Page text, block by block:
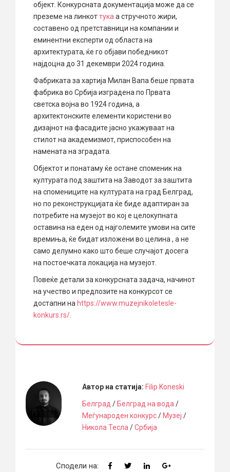
објект. Конкурсната документација може да се
преземе на линкоттукаа стручното жири,
составено од претставници на компании и
еминентни експерти од областа на
архитектурата, ќе го објави победникот
најдоцна до 31 декември 2024 година.
Фабриката за хартија Милан Вапа беше првата
фабрика во Србија изградена по Првата
светска војна во 1924 година, а
архитектонските елементи користени во
дизајнот на фасадите јасно укажуваат на
стилот на академизмот, приспособен на
намената на зградата.
Објектот и понатаму ќе остане споменик на
културата под заштита на Заводот за заштита
на спомениците на културата на град Белград,
но по реконструкцијата ќе биде адаптиран за
потребите на музејот во кој е целокупната
оставина на еден од најголемите умови на сите
времиња, ќе бидат изложени во целина , а не
само делумно како што беше случајот досега
на постоечката локација на музејот.
Повеќе детали за конкурсната задача, начинот
на учество и предлозите на конкурсот се
достапни на https://www.muzejnikoletesle-
konkurs.rs/.
Автор на статија: Filip Koneski
Белград / Белград на вода/
Меѓународен конкурс/ Музеј /
Никола Тесла/Србија
Сподели на: